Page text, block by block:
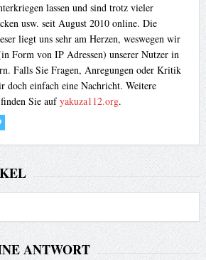
lassen und sind trotz vieler
usw. seit August 2010 online. Die
liegt uns sehr am Herzen, weswegen wir
Form von IP Adressen) unserer Nutzer in
Falls Sie Fragen, Anregungen oder Kritik
doch einfach eine Nachricht. Weitere
Sie aufyakuza112.org.
ANTWORT